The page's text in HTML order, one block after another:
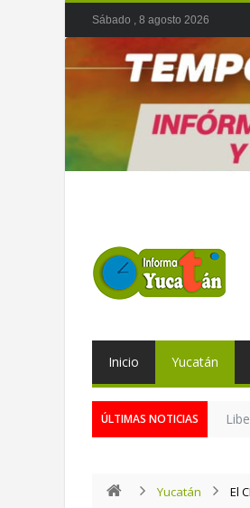
Sábado , 8 agosto 2026
Inicio Yucatán
ÚLTIMAS NOTICIAS
Yucatán El